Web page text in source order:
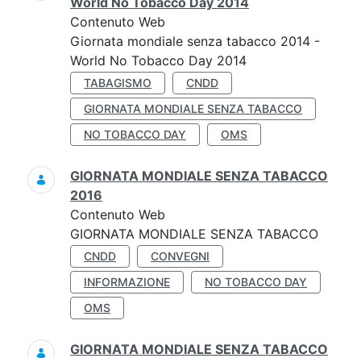
Contenuto Web
Giornata mondiale senza tabacco 2014 -
World No Tobacco Day 2014
TABAGISMO
CNDD
GIORNATA MONDIALE SENZA TABACCO
NO TOBACCO DAY
OMS
GIORNATA MONDIALE SENZA TABACCO
2016
Contenuto Web
GIORNATA MONDIALE SENZA TABACCO
CNDD
CONVEGNI
INFORMAZIONE
NO TOBACCO DAY
OMS
GIORNATA MONDIALE SENZA TABACCO